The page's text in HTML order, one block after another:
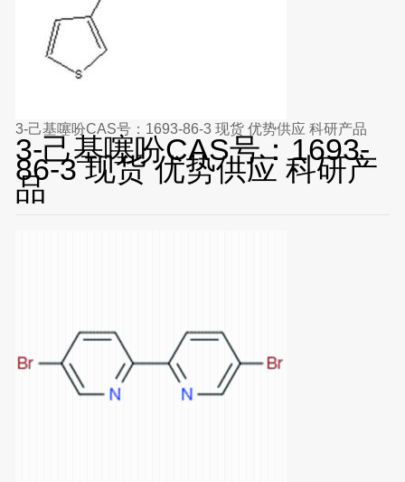
3-己基噻吩CAS号：1693-86-3 现货 优势供应 科研产品
3-己基噻吩CAS号：1693-
86-3 现货 优势供应 科研产
品